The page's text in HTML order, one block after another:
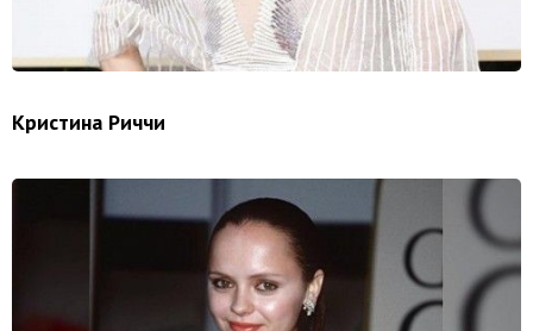
Кристина Риччи